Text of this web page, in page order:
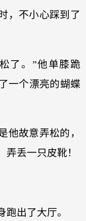
，不小心踩到了
了。”他单膝跪
一个漂亮的蝴蝶
他故意弄松的，
弄丢一只皮靴！
出了大厅。